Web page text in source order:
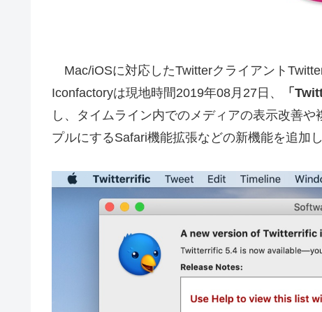
Mac/iOSに対応したTwitterクライアント
Iconfactoryは現地時間2019年08月27日、
「
し、タイムライン内でのメディアの表示改善
プルにするSafari機能拡張などの新機能を追加